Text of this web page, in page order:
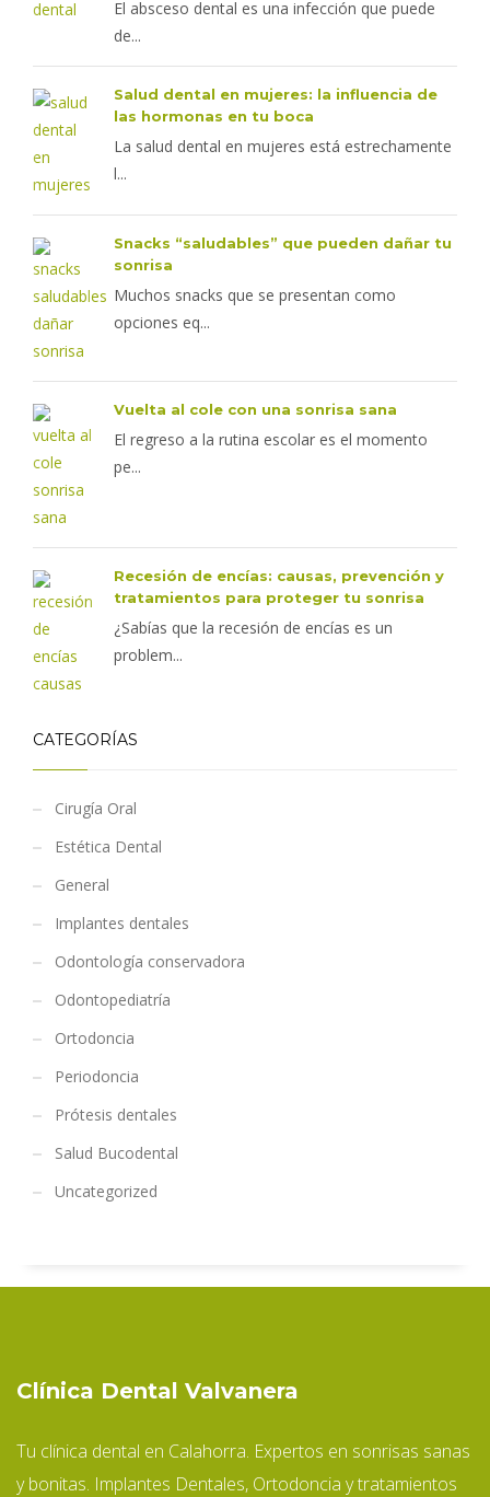
El absceso dental es una infección que puede
de...
Salud dental en mujeres: la influencia de
las hormonas en tu boca
La salud dental en mujeres está estrechamente
l...
Snacks “saludables” que pueden dañar tu
sonrisa
Muchos snacks que se presentan como
opciones eq...
Vuelta al cole con una sonrisa sana
El regreso a la rutina escolar es el momento
pe...
Recesión de encías: causas, prevención y
tratamientos para proteger tu sonrisa
¿Sabías que la recesión de encías es un
problem...
CATEGORÍAS
Cirugía Oral
Estética Dental
General
Implantes dentales
Odontología conservadora
Odontopediatría
Ortodoncia
Periodoncia
Prótesis dentales
Salud Bucodental
Uncategorized
Clínica Dental Valvanera
Tu clínica dental en Calahorra. Expertos en sonrisas sanas
y bonitas. Implantes Dentales, Ortodoncia y tratamientos